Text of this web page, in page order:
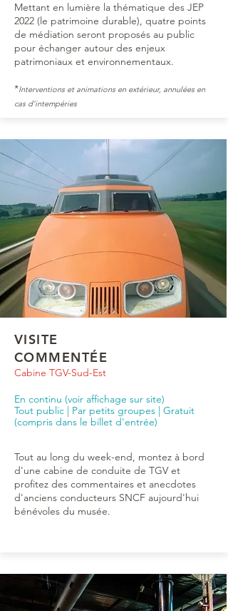
Mettant en lumière la thématique des JEP
2022 (le patrimoine durable), quatre points
de médiation seront proposés au public
pour échanger autour des enjeux
patrimoniaux et environnementaux.
*Interventions et animations en extérieur, annulées en
cas d’intempéries
VISITE
COMMENTÉE
Cabine TGV-Sud-Est
En continu (voir affichage sur site)
Tout public | Par petits groupes | Gratuit
(compris dans le billet d'entrée)
Tout au long du week-end, montez à bord
d'une cabine de conduite de TGV et
profitez des commentaires et anecdotes
d'anciens conducteurs SNCF aujourd'hui
bénévoles du musée.